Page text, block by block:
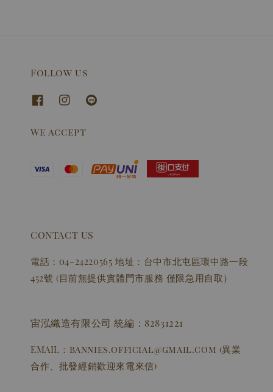
Follow us
We accept
CONTACT US
電話：04-24220565 地址：台中市北屯區環中路一段
452號 (目前無提供實體門市服務 僅限急用自取）
宙泓織造有限公司 統編：82831221
EMAIL：bannies.official@gmail.com (異業
合作、批發經銷歡迎來電來信)